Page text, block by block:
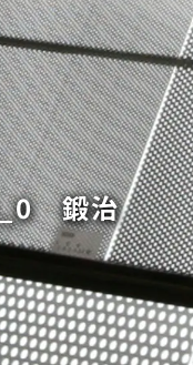
鍛治